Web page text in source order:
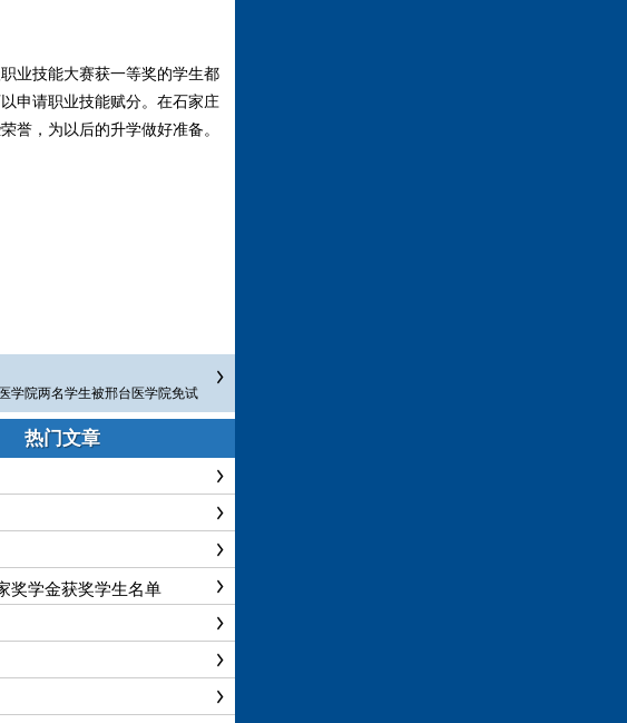
业技能大赛获一等奖的学生都
申请职业技能赋分。在石家庄
誉，为以后的升学做好准备。
学院两名学生被邢台医学院免试
热门文章
奖学金获奖学生名单